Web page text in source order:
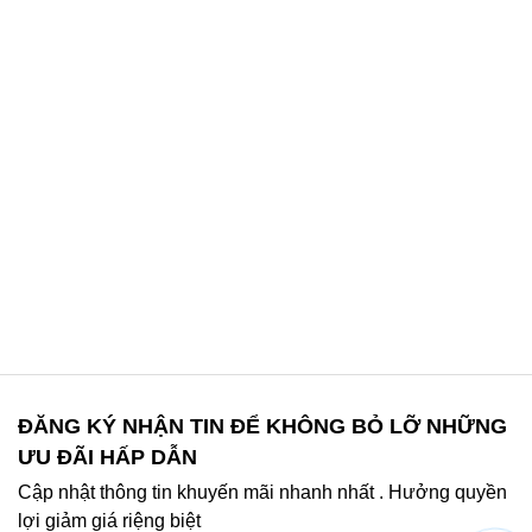
ĐĂNG KÝ NHẬN TIN ĐỂ KHÔNG BỎ LỠ NHỮNG
ƯU ĐÃI HẤP DẪN
Cập nhật thông tin khuyến mãi nhanh nhất . Hưởng quyền
lợi giảm giá riệng biệt